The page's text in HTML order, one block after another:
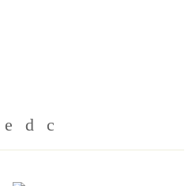
Whatsapp
TwitterFacebook